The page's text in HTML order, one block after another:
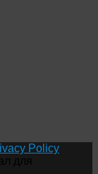
Policy